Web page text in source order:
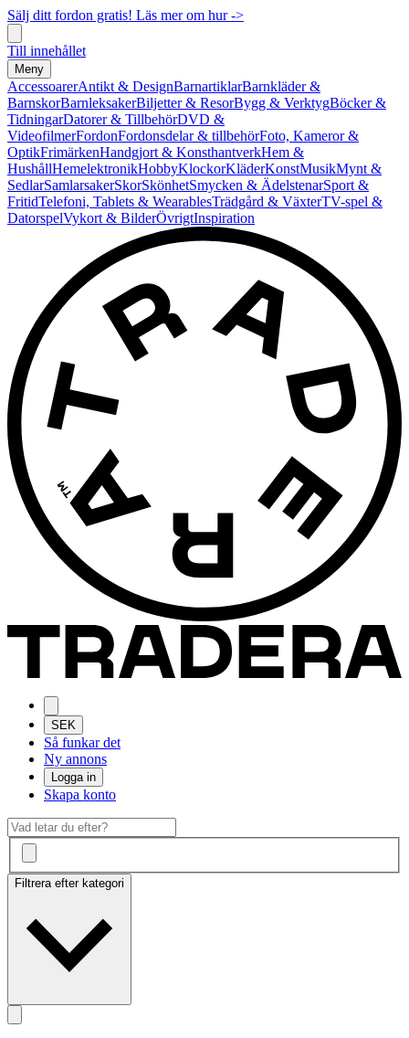
Sälj ditt fordon gratis! Läs mer om hur ->
Till innehållet
Meny
AccessoarerAntikt & DesignBarnartiklarBarnkläder &
BarnskorBarnleksakerBiljetter & ResorBygg & VerktygBöcker &
TidningarDatorer & TillbehörDVD &
VideofilmerFordonFordonsdelar & tillbehörFoto, Kameror &
OptikFrimärkenHandgjort & KonsthantverkHem &
HushållHemelektronikHobbyKlockorKläderKonstMusikMynt &
SedlarSamlarsakerSkorSkönhetSmycken & ÄdelstenarSport &
FritidTelefoni, Tablets & WearablesTrädgård & VäxterTV-spel &
DatorspelVykort & BilderÖvrigtInspiration
SEK
Så funkar det
Ny annons
Logga in
Skapa konto
Filtrera efter kategori